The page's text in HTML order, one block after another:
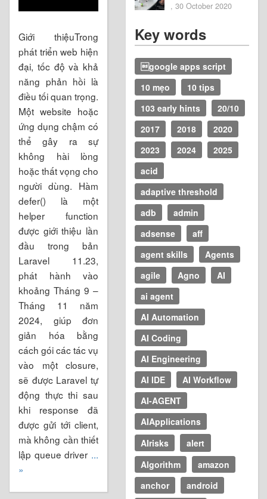
Giới thiệuTrong
phát triển web hiện
đại, tốc độ và khả
năng phản hồi là
điều tối quan trọng.
Một website hoặc
ứng dụng chậm có
thể gây ra sự
không hài lòng
hoặc thất vọng cho
người dùng. Hàm
defer() là một
helper function
được giới thiệu lần
đầu trong bản
Laravel 11.23,
phát hành vào
khoảng Tháng 9 –
Tháng 11 năm
2024, giúp đơn
giản hóa bằng
cách gói các tác vụ
vào một closure,
sẽ được Laravel tự
động thực thi sau
khi response đã
được gửi tới client,
mà không cần thiết
lập queue driver ...
»
, 30 October 2020
Key words
google apps script
10 mẹo
10 tips
103 early hints
20/10
2017
2018
2020
2023
2024
2025
acid
adaptive threshold
adb
admin
adsense
aff
agent skills
Agents
agile
Agno
AI
ai agent
AI Automation
AI Coding
AI Engineering
AI IDE
AI Workflow
AI-AGENT
AIApplications
AIrisks
alert
Algorithm
amazon
anchor
android